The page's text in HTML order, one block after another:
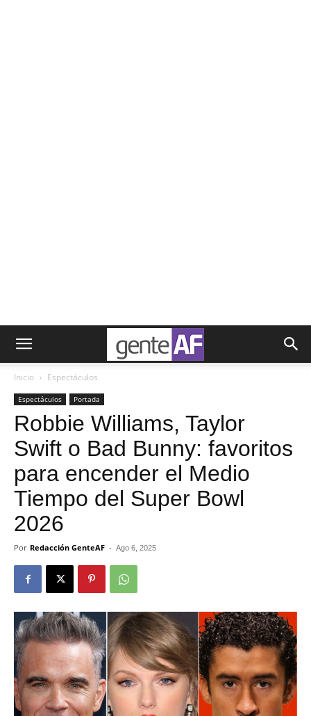
Inicio Espectáculos
Espectáculos Portada
Robbie Williams, Taylor
Swift o Bad Bunny: favoritos
para encender el Medio
Tiempo del Super Bowl
2026
Por Redacción GenteAF - Ago 6, 2025